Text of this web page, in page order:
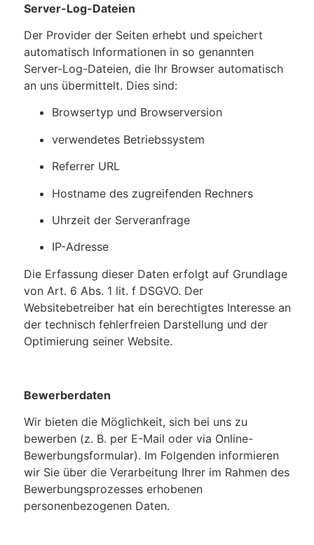
Server-Log-Dateien
Der Provider der Seiten erhebt und speichert
automatisch Informationen in so genannten
Server-Log-Dateien, die Ihr Browser automatisch
an uns übermittelt. Dies sind:
Browsertyp und Browserversion
verwendetes Betriebssystem
Referrer URL
Hostname des zugreifenden Rechners
Uhrzeit der Serveranfrage
IP-Adresse
Die Erfassung dieser Daten erfolgt auf Grundlage
von Art. 6 Abs. 1 lit. f DSGVO. Der
Websitebetreiber hat ein berechtigtes Interesse an
der technisch fehlerfreien Darstellung und der
Optimierung seiner Website.
Bewerberdaten
Wir bieten die Möglichkeit, sich bei uns zu
bewerben (z. B. per E-Mail oder via Online-
Bewerbungsformular). Im Folgenden informieren
wir Sie über die Verarbeitung Ihrer im Rahmen des
Bewerbungsprozesses erhobenen
personenbezogenen Daten.